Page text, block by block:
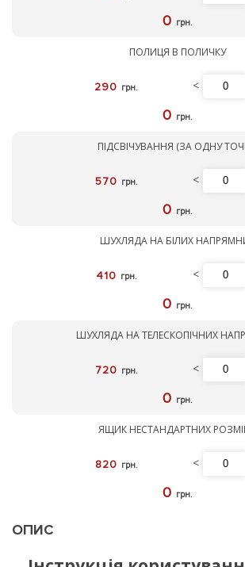
0 грн.
ПОЛИЦЯ В ПОЛИЧКУ
290 грн. <
0 грн.
ПІДСВІЧУВАННЯ (ЗА ОДНУ
570 грн. <
0 грн.
ШУХЛЯДА НА БІЛИХ
410 грн. <
0 грн.
ШУХЛЯДА НА ТЕЛЕСКОПІЧНИХ
720 грн. <
0 грн.
ЯЩИК НЕСТАНДАРТНИХ
820 грн. <
0 грн.
ОПИС